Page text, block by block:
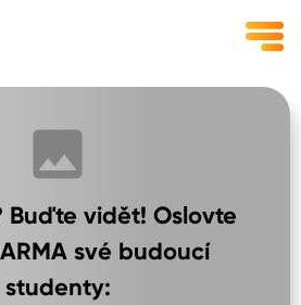
Buďte vidět! Oslovte
své budoucí
studenty: